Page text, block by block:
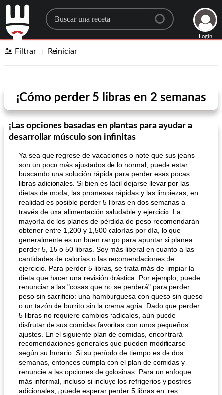
Search for a recipe
Login
Filtrar Reiniciar
¡Cómo perder 5 libras en 2 semanas
¡Las opciones basadas en plantas para ayudar a
desarrollar músculo son infinitas
Ya sea que regrese de vacaciones o note que sus jeans
son un poco más ajustados de lo normal, puede estar
buscando una solución rápida para perder esas pocas
libras adicionales. Si bien es fácil dejarse llevar por las
dietas de moda, las promesas rápidas y las limpiezas, en
realidad es posible perder 5 libras en dos semanas a
través de una alimentación saludable y ejercicio. La
mayoría de los planes de pérdida de peso recomendarán
obtener entre 1,200 y 1,500 calorías por día, lo que
generalmente es un buen rango para apuntar si planea
perder 5, 15 o 50 libras. Soy más liberal en cuanto a las
cantidades de calorías o las recomendaciones de
ejercicio. Para perder 5 libras, se trata más de limpiar la
dieta que hacer una revisión drástica. Por ejemplo, puede
renunciar a las "cosas que no se perderá" para perder
peso sin sacrificio: una hamburguesa con queso sin queso
o un tazón de burrito sin la crema agria. Dado que perder
5 libras no requiere cambios radicales, aún puede
disfrutar de sus comidas favoritas con unos pequeños
ajustes. En el siguiente plan de comidas, encontrará
recomendaciones generales que pueden modificarse
según su horario. Si su período de tiempo es de dos
semanas, entonces cumpla con el plan de comidas y
renuncie a las opciones de golosinas. Para un enfoque
más informal, incluso si incluye los refrigerios y postres
adicionales, ¡puede esperar perder 5 libras en tres